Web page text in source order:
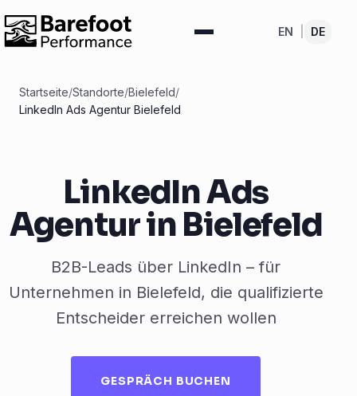
EN DE
Startseite/Standorte/Bielefeld/
LinkedIn Ads Agentur Bielefeld
LinkedIn Ads
Agentur in Bielefeld
B2B-Leads über LinkedIn – für
Unternehmen in Bielefeld, die qualifizierte
Entscheider erreichen wollen
GESPRÄCH BUCHEN